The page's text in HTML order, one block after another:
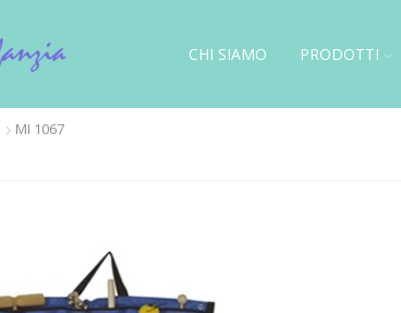
CHI SIAMO PRODOTTI
MI 1067